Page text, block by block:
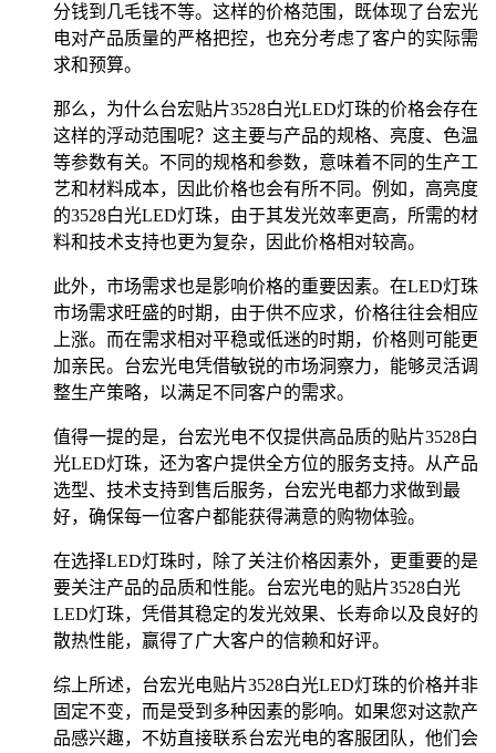
分钱到几毛钱不等。这样的价格范围，既体现了台宏光
电对产品质量的严格把控，也充分考虑了客户的实际需
求和预算。
那么，为什么台宏贴片3528白光LED灯珠的价格会存在
这样的浮动范围呢？这主要与产品的规格、亮度、色温
等参数有关。不同的规格和参数，意味着不同的生产工
艺和材料成本，因此价格也会有所不同。例如，高亮度
的3528白光LED灯珠，由于其发光效率更高，所需的材
料和技术支持也更为复杂，因此价格相对较高。
此外，市场需求也是影响价格的重要因素。在LED灯珠
市场需求旺盛的时期，由于供不应求，价格往往会相应
上涨。而在需求相对平稳或低迷的时期，价格则可能更
加亲民。台宏光电凭借敏锐的市场洞察力，能够灵活调
整生产策略，以满足不同客户的需求。
值得一提的是，台宏光电不仅提供高品质的贴片3528白
光LED灯珠，还为客户提供全方位的服务支持。从产品
选型、技术支持到售后服务，台宏光电都力求做到最
好，确保每一位客户都能获得满意的购物体验。
在选择LED灯珠时，除了关注价格因素外，更重要的是
要关注产品的品质和性能。台宏光电的贴片3528白光
LED灯珠，凭借其稳定的发光效果、长寿命以及良好的
散热性能，赢得了广大客户的信赖和好评。
综上所述，台宏光电贴片3528白光LED灯珠的价格并非
固定不变，而是受到多种因素的影响。如果您对这款产
品感兴趣，不妨直接联系台宏光电的客服团队，他们会